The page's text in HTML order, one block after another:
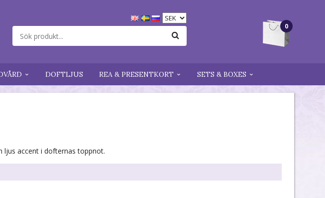
0
DOFTLJUS REA & PRESENTKORT SETS & BOXES
ljus accent i dofternas toppnot.